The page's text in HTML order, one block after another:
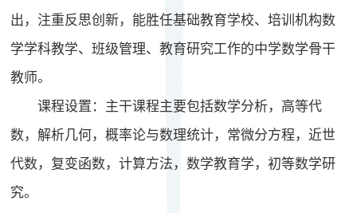
出，注重反思创新，能胜任基础教育学校、培训机构数
学学科教学、班级管理、教育研究工作的中学数学骨干
教师。
课程设置：主干课程主要包括数学分析，高等代
数，解析几何，概率论与数理统计，常微分方程，近世
代数，复变函数，计算方法，数学教育学，初等数学研
究。